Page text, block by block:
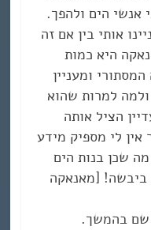
אנשי הים ולהפך.
אותי בין אם זה
היא כמות
ומעניין
ולמה למרות שהוא
הציל אותה
לי מספיק מידע
שכן בנות הים
ביבשה! [מאנאקה
שם בהמשך.